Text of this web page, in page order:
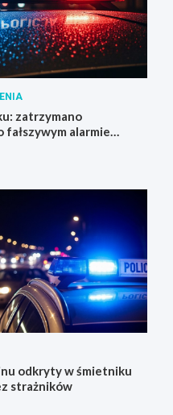
zatrzymano
alarmie
benzynowej
odkryty w śmietniku
strażników